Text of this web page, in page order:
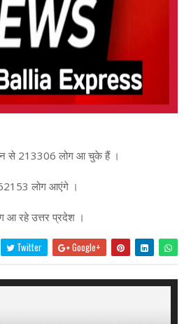
से 213306 लोग आ चुके हैं ।
लोग आएंगे ।
रहे उत्तर प्रदेश ।
Twitter Google+